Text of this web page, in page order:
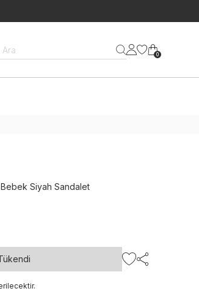
Ara 0
Siyah Sandalet